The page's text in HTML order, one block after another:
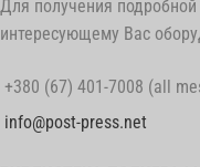
Для получения
интересующему Вас
+380 (67) 401-7008 (all
info@post-press.net